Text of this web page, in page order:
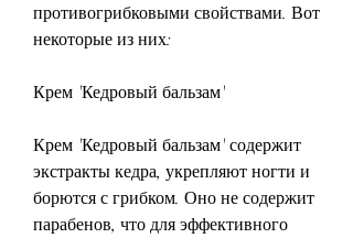
противогрибковыми свойствами. Вот
некоторые из них:
Крем 'Кедровый бальзам'
Крем 'Кедровый бальзам' содержит
экстракты кедра, укрепляют ногти и
борются с грибком. Оно не содержит
парабенов, что для эффективного